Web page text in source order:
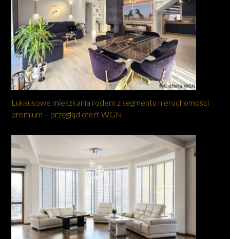
Luksusowe mieszkania rodem z segmentu nieruchomości
premium – przegląd ofert WGN